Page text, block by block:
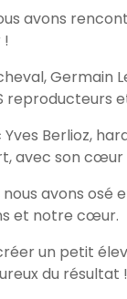
avons
!
Germain
reproducteurs
Berlioz,
avec son cœur
nous avons
et notre cœur.
un petit
du résultat !